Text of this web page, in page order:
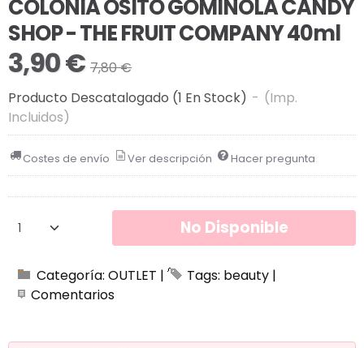
COLONIA OSITO GOMINOLA CANDY
SHOP - THE FRUIT COMPANY 40ml
3,90 € 7,80 €
Producto Descatalogado (1 En Stock) - (Imp.
Incluidos)
Costes de envío Ver descripción Hacer pregunta
No Disponible
Categoría: OUTLET | Tags: beauty |
Comentarios